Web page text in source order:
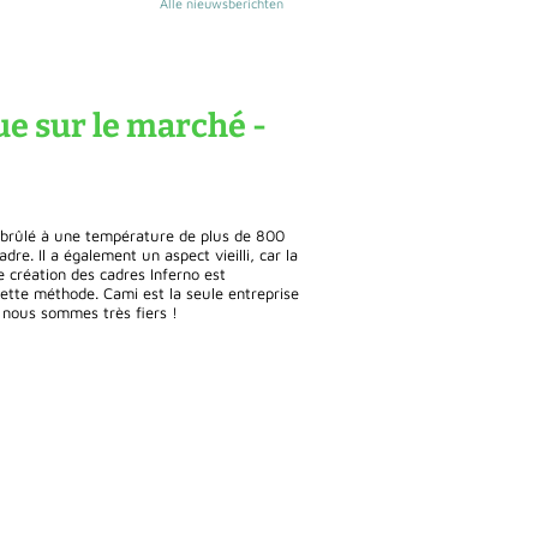
sur le marché -
à une température de plus de 800
Il a également un aspect vieilli, car la
création des cadres Inferno est
méthode. Cami est la seule entreprise
sommes très fiers !